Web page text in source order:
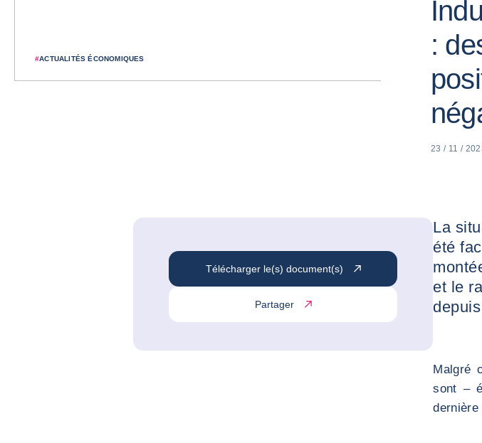
#ACTUALITÉS ÉCONOMIQUES
:
23 / 11 /
Télécharger le(s) document(s)
Partager
La
été
et le
Malgré
sont –